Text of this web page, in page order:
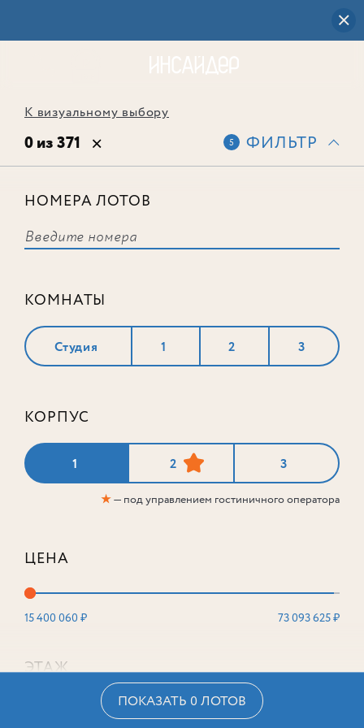
К визуальному выбору
0 из 371 5 ФИЛЬТР
НОМЕРА ЛОТОВ
КОМНАТЫ
Студия 1 2 3
КОРПУС
1 2 3
★— под управлением гостиничного оператора
ЦЕНА
15 400 060 ₽ 73 093 625 ₽
ЭТАЖ
ПОКАЗАТЬ 0 ЛОТОВ
соответствует ни одного лота